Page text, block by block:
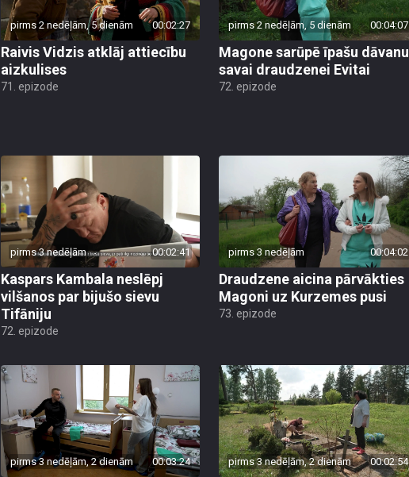
pirms 2 nedēļām, 5 dienām 00:02:27
Raivis Vidzis atklāj attiecību
aizkulises
71. epizode
pirms 2 nedēļām, 5 dienām 00:04:07
Magone sarūpē īpašu dāvanu
savai draudzenei Evitai
72. epizode
pirms 3 nedēļām 00:02:41
Kaspars Kambala neslēpj
vilšanos par bijušo sievu
Tifāniju
72. epizode
pirms 3 nedēļām 00:04:02
Draudzene aicina pārvākties
Magoni uz Kurzemes pusi
73. epizode
pirms 3 nedēļām, 2 dienām 00:03:24 pirms 3 nedēļām, 2 dienām 00:02:54